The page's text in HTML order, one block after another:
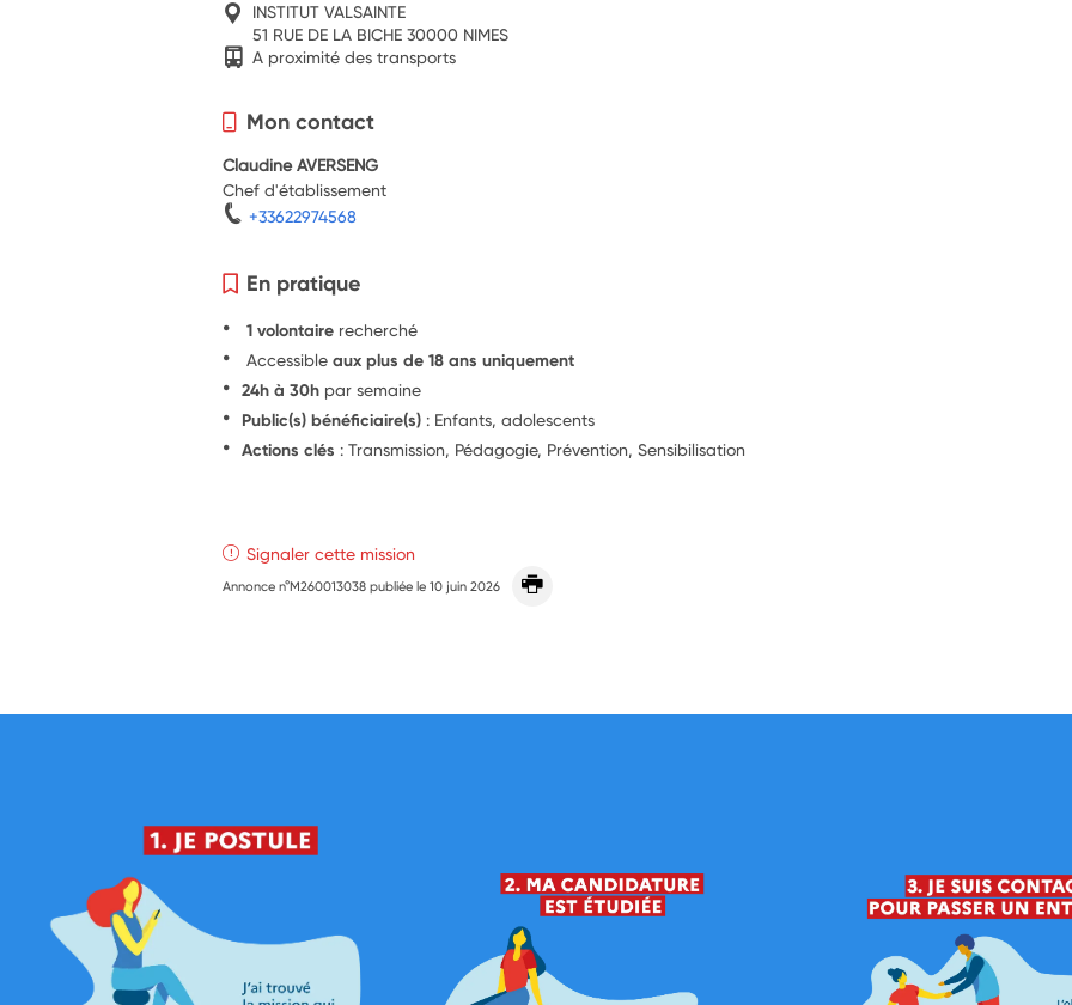
INSTITUT VALSAINTE
51 RUE DE LA BICHE 30000 NIMES
A proximité des transports
Mon contact
Claudine AVERSENG
Chef d'établissement
+33622974568
En pratique
1 volontaire recherché
Accessibleaux plus de 18 ans uniquement
24h à 30h par semaine
Public(s) bénéficiaire(s) : Enfants, adolescents
Actions clés : Transmission, Pédagogie, Prévention, Sensibilisation
Signaler cette mission
Annonce n°M260013038 publiée le10 juin 2026